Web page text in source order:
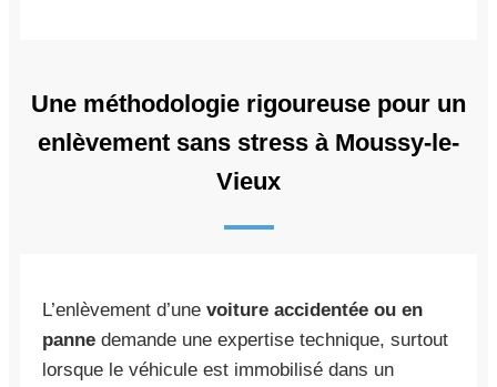
Une méthodologie rigoureuse pour un
enlèvement sans stress à Moussy-le-
Vieux
L’enlèvement d’une voiture accidentée ou en
panne demande une expertise technique, surtout
lorsque le véhicule est immobilisé dans un